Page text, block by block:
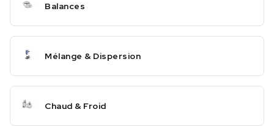
Balances
Mélange & Dispersion
Chaud & Froid